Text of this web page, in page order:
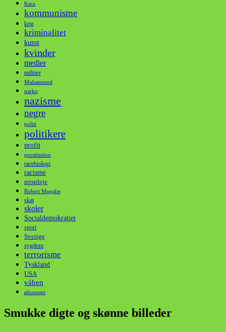
Kina
kommunisme
krig
kriminalitet
kunst
kvinder
medier
militær
Muhammed
narko
nazisme
negre
politi
politikere
profit
prostitution
racebiologi
racisme
retspleje
Robert Mugabe
skat
skoler
Socialdemokratiet
sport
Sverige
sygdom
terrorisme
Tyskland
USA
våben
økonomi
Smukke digte og skønne billeder